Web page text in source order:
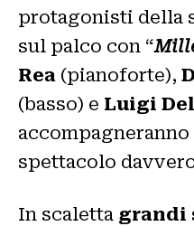
protagonisti della
sul palco con “
Rea (pianoforte),
(basso) e Luigi
spettacolo
In scaletta grandi